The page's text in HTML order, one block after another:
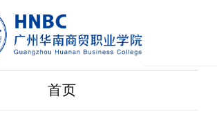
首页